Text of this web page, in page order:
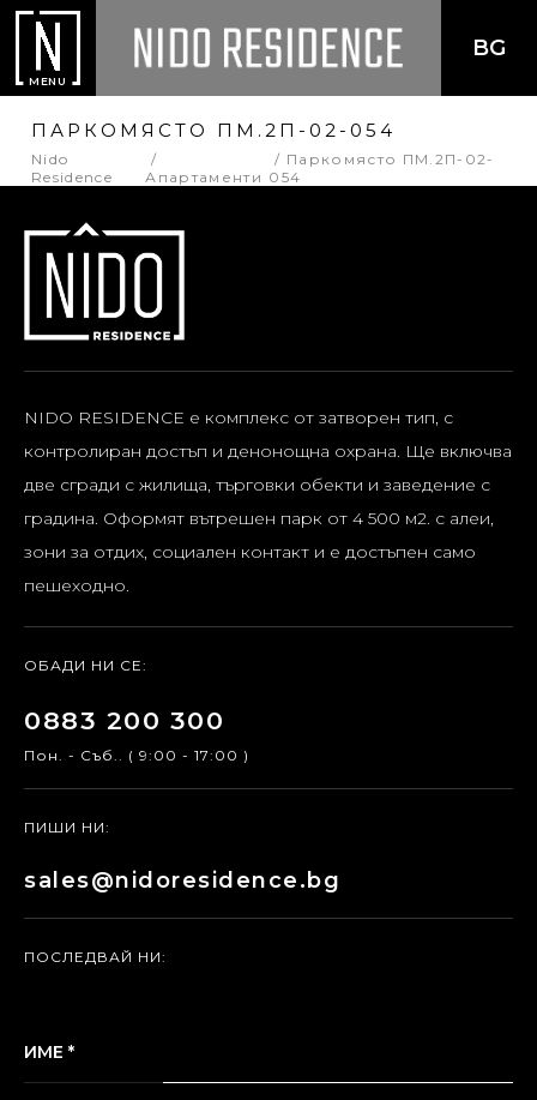
MENU
BG
ПАРКОМЯСТО ПМ.2П-02-054
Nido
Residence
Апартаменти
Паркомясто ПМ.2П-02-
054
NIDO RESIDENCE е комплекс от затворен тип, с
контролиран достъп и денонощна охрана. Ще включва
две сгради с жилища, търговки обекти и заведение с
градина. Оформят вътрешен парк от 4 500 м2. с алеи,
зони за отдих, социален контакт и е достъпен само
пешеходно.
ОБАДИ НИ СЕ:
0883 200 300
Пон. - Съб.. ( 9:00 - 17:00 )
ПИШИ НИ:
sales@nidoresidence.bg
ПОСЛЕДВАЙ НИ:
ИМЕ *